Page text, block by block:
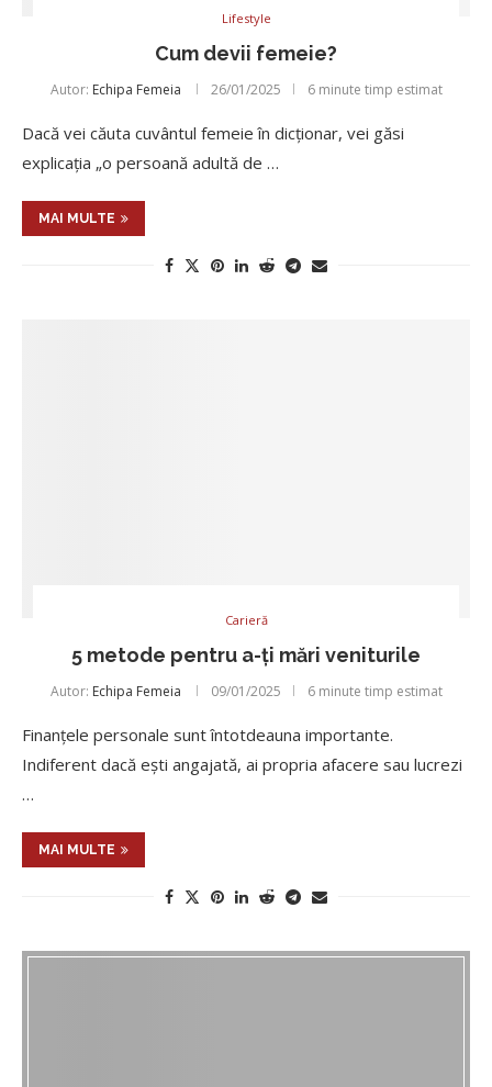
Lifestyle
Cum devii femeie?
Autor: Echipa Femeia 26/01/2025 6 minute timp estimat
Dacă vei căuta cuvântul femeie în dicţionar, vei găsi
explicaţia „o persoană adultă de …
MAI MULTE
Carieră
5 metode pentru a-ți mări veniturile
Autor: Echipa Femeia 09/01/2025 6 minute timp estimat
Finanțele personale sunt întotdeauna importante.
Indiferent dacă ești angajată, ai propria afacere sau lucrezi
…
MAI MULTE